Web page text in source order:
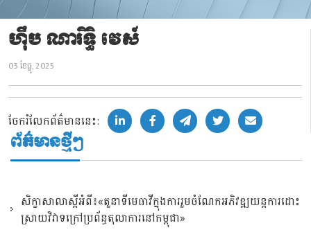
ហ៊ឹប ណារិទ្ធិ វេស៍
03 ខែ​ធ្នូ, 2025
ចែករំលែកព័ត៌មាននេះ:
ព័ត៌មានថ្មីៗ
សិក្ខាសាលាស្តីអំពី៖«តួនាទីមេធាវីក្នុងការរួមចំណែកអភិវឌ្ឍយន្តការដោះ
ស្រាយវិវាទក្រៅប្រព័ន្ធតុលាការនៅកម្ពុជា»